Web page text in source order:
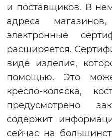
Воспроизвести
Вернуть
и поставщиков. В
адреса
электронные
расширяется.
виде изделия,
помощью. Это
кресло-коляска,
предусмотрено
содержит
сейчас на